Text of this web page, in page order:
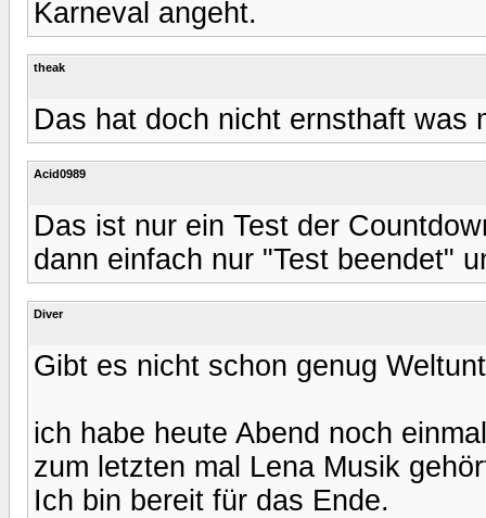
Karneval angeht.
theak
Das hat doch nicht ernsthaft was
Acid0989
Das ist nur ein Test der
dann einfach nur "Test beendet"
Diver
Gibt es nicht schon genug
ich habe heute Abend noch
zum letzten mal Lena Musik
Ich bin bereit für das Ende.